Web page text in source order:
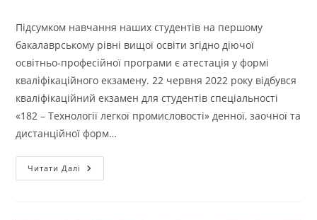
Підсумком навчання наших студентів на першому
бакалаврському рівні вищої освіти згідно діючої
освітньо-професійної програми є атестація у формі
кваліфікаційного екзамену. 22 червня 2022 року відбувся
кваліфікаційний екзамен для студентів спеціальності
«182 – Технології легкої промисловості» денної, заочної та
дистанційної форм…
Читати Далі КВАЛІФІКАЦІЙНИЙ
ЕКЗАМЕН